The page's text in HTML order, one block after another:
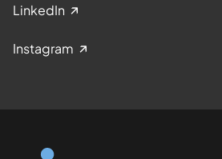
LinkedIn
Instagram